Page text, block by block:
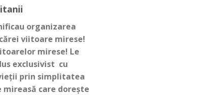
organizarea
viitoare mirese!
mirese! Le
exclusivist cu
prin simplitatea
care dorește